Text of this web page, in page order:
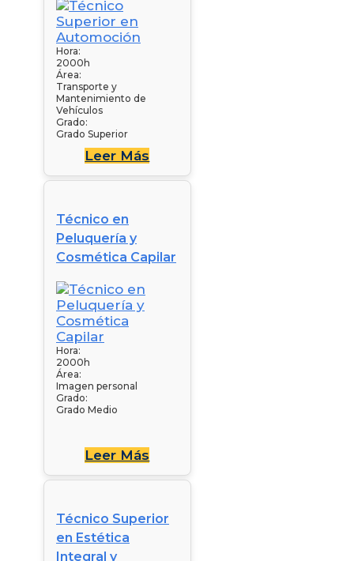
Hora:
2000h
Área:
Transporte y
Mantenimiento de
Vehículos
Grado:
Grado Superior
Leer Más
Técnico en
Peluquería y
Cosmética Capilar
Hora:
2000h
Área:
Imagen personal
Grado:
Grado Medio
Leer Más
Técnico Superior
en Estética
Integral y